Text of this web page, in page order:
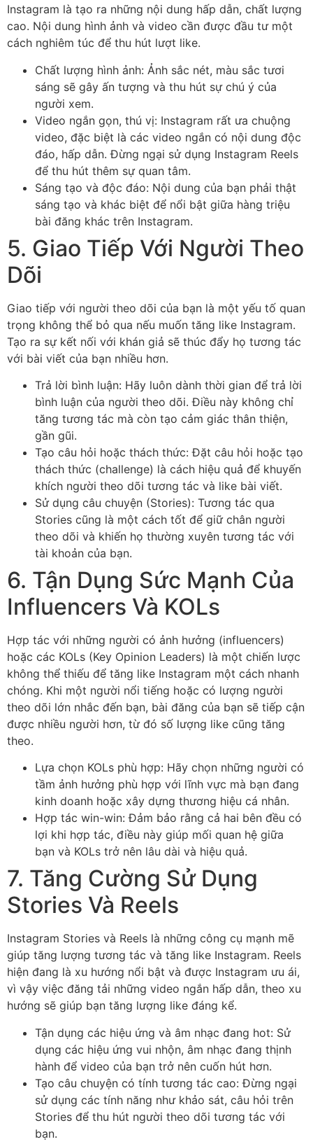
Instagram là tạo ra những nội dung hấp dẫn, chất lượng
cao. Nội dung hình ảnh và video cần được đầu tư một
cách nghiêm túc để thu hút lượt like.
Chất lượng hình ảnh: Ảnh sắc nét, màu sắc tươi
sáng sẽ gây ấn tượng và thu hút sự chú ý của
người xem.
Video ngắn gọn, thú vị: Instagram rất ưa chuộng
video, đặc biệt là các video ngắn có nội dung độc
đáo, hấp dẫn. Đừng ngại sử dụng Instagram Reels
để thu hút thêm sự quan tâm.
Sáng tạo và độc đáo: Nội dung của bạn phải thật
sáng tạo và khác biệt để nổi bật giữa hàng triệu
bài đăng khác trên Instagram.
5. Giao Tiếp Với Người Theo
Dõi
Giao tiếp với người theo dõi của bạn là một yếu tố quan
trọng không thể bỏ qua nếu muốn tăng like Instagram.
Tạo ra sự kết nối với khán giả sẽ thúc đẩy họ tương tác
với bài viết của bạn nhiều hơn.
Trả lời bình luận: Hãy luôn dành thời gian để trả lời
bình luận của người theo dõi. Điều này không chỉ
tăng tương tác mà còn tạo cảm giác thân thiện,
gần gũi.
Tạo câu hỏi hoặc thách thức: Đặt câu hỏi hoặc tạo
thách thức (challenge) là cách hiệu quả để khuyến
khích người theo dõi tương tác và like bài viết.
Sử dụng câu chuyện (Stories): Tương tác qua
Stories cũng là một cách tốt để giữ chân người
theo dõi và khiến họ thường xuyên tương tác với
tài khoản của bạn.
6. Tận Dụng Sức Mạnh Của
Influencers Và KOLs
Hợp tác với những người có ảnh hưởng (influencers)
hoặc các KOLs (Key Opinion Leaders) là một chiến lược
không thể thiếu để tăng like Instagram một cách nhanh
chóng. Khi một người nổi tiếng hoặc có lượng người
theo dõi lớn nhắc đến bạn, bài đăng của bạn sẽ tiếp cận
được nhiều người hơn, từ đó số lượng like cũng tăng
theo.
Lựa chọn KOLs phù hợp: Hãy chọn những người có
tầm ảnh hưởng phù hợp với lĩnh vực mà bạn đang
kinh doanh hoặc xây dựng thương hiệu cá nhân.
Hợp tác win-win: Đảm bảo rằng cả hai bên đều có
lợi khi hợp tác, điều này giúp mối quan hệ giữa
bạn và KOLs trở nên lâu dài và hiệu quả.
7. Tăng Cường Sử Dụng
Stories Và Reels
Instagram Stories và Reels là những công cụ mạnh mẽ
giúp tăng lượng tương tác và tăng like Instagram. Reels
hiện đang là xu hướng nổi bật và được Instagram ưu ái,
vì vậy việc đăng tải những video ngắn hấp dẫn, theo xu
hướng sẽ giúp bạn tăng lượng like đáng kể.
Tận dụng các hiệu ứng và âm nhạc đang hot: Sử
dụng các hiệu ứng vui nhộn, âm nhạc đang thịnh
hành để video của bạn trở nên cuốn hút hơn.
Tạo câu chuyện có tính tương tác cao: Đừng ngại
sử dụng các tính năng như khảo sát, câu hỏi trên
Stories để thu hút người theo dõi tương tác với
bạn.